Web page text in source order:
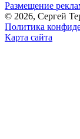
Размещение
© 2026, Сергей
Политика
Карта сайта